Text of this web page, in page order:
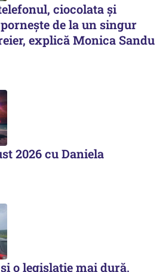
ciocolata și
de la un singur
explică Monica Sandu
2026 cu Daniela
o legislație mai dură,